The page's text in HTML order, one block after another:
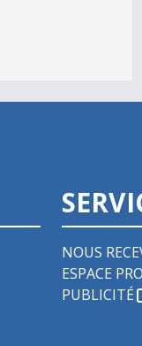
NOUS
ESPACE PRO
PUBLICITÉ